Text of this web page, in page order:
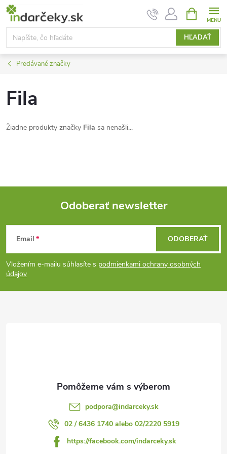
Prejsť
obsah
HĽADAŤ
KOŠÍK
Predávané značky
Fila
Žiadne produkty značky Fila sa nenašli...
Z
á
p
Odoberať newsletter
Email
Vložením e-mailu súhlasíte s podmienkami ochrany osobných
údajov
ODOBERAŤ
podpora@indarceky.sk
02 / 6436 1740 alebo 02/2220 5919
https://facebook.com/indarceky.sk